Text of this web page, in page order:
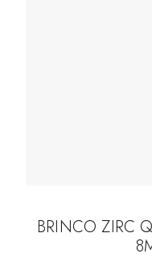
BRINCO ZIRC